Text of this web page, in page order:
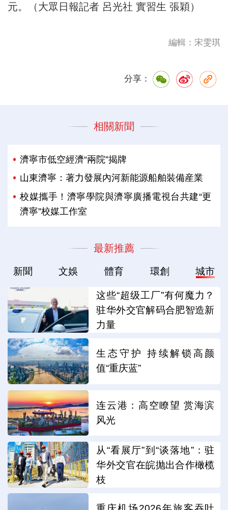
元。（大眾日報記者 呂光社 實習生 張穎）
編輯：宋雯琪
分享：
相關新聞
濟寧市低空經濟“兩院”揭牌
山東濟寧：著力發展內河新能源船舶裝備産業
校媒攜手！濟寧學院與濟寧廣播電視台共建“更
濟寧”校媒工作室
最新推薦
新聞 文娛 體育 環創 城市
这些“超级工厂”有何魔力？
驻华外交官解码合肥智造新
力量
生态守护 持续解锁高颜
值“重庆蓝”
连云港：高空瞭望 赏海滨
风光
从“看展厅”到“谈落地”：驻
华外交官在皖抛出合作橄榄
枝